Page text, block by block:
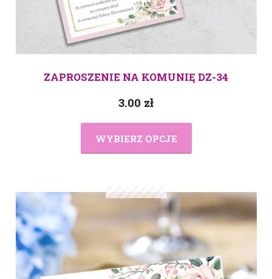
ZAPROSZENIE NA KOMUNIĘ DZ-34
3.00 zł
WYBIERZ OPCJE